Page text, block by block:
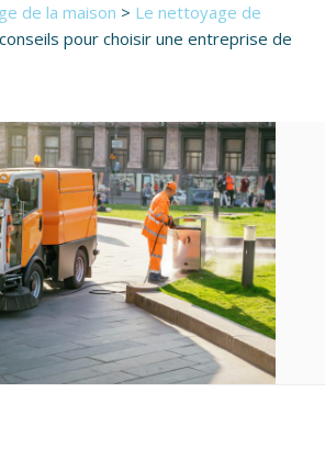
de la maison > Le nettoyage de
pour choisir une entreprise de